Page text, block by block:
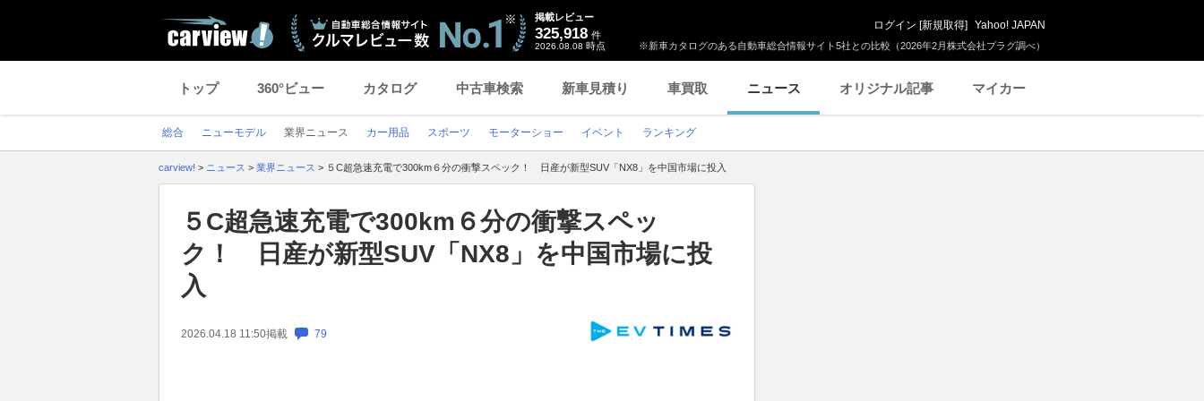
※新車カタログのある自動車総合情報サイト5社との比較（2026年2月株式会社プラグ調べ）
掲載レビュー
325,918 件
2026.08.08 時点
ログイン [新規取得] Yahoo! JAPAN
トップ 360°ビュー カタログ 中古車検索 新車見積り 車買取 ニュース オリジナル記事 マイカー
総合 ニューモデル 業界ニュース カー用品 スポーツ モーターショー イベント ランキング
carview! > ニュース > 業界ニュース > ５C超急速充電で300km６分の衝撃スペック！ 日産が新型SUV「NX8」を中国市場に投入
５C超急速充電で300km６分の衝撃スペッ
ク！ 日産が新型SUV「NX8」を中国市場に投
入
2026.04.18 11:50掲載 79